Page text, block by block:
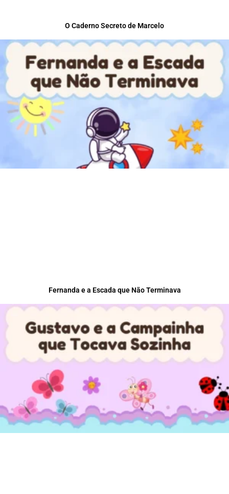
O Caderno Secreto de Marcelo
Fernanda e a Escada que Não Terminava